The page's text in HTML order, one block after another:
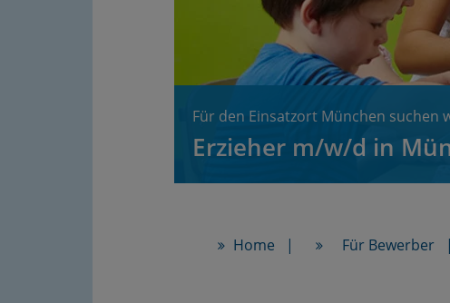
Für den Einsatzort München suchen
Erzieher m/w/d in
Home Für Bewerber